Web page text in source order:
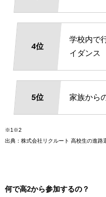
4位
学校内で
イダンス
5位 家族から
※1※2
出典：株式会社リクルート 高校生の進路
何で高2から参加するの？